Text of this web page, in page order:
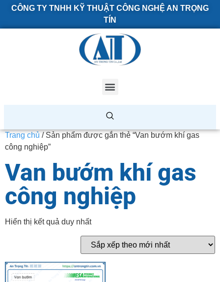
CÔNG TY TNHH KỸ THUẬT CÔNG NGHỆ AN TRỌNG
TÍN
Trang chủ / Sản phẩm được gắn thẻ “Van bướm khí gas
công nghiệp”
Van bướm khí gas
công nghiệp
Hiển thị kết quả duy nhất